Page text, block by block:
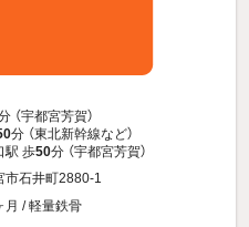
（宇都宮芳賀）
分 （東北新幹線など）
駅 歩50分 （宇都宮芳賀）
市石井町2880-1
月 / 軽量鉄骨